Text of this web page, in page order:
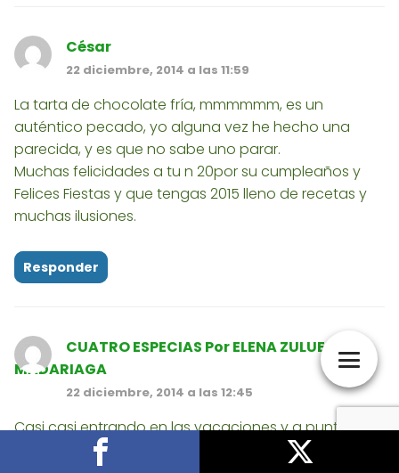
César
22 diciembre, 2014 a las 11:59
La tarta de chocolate fría, mmmmmm, es un
auténtico pecado, yo alguna vez he hecho una
parecida, y es que no sabe uno parar.
Muchas felicidades a tu n 20por su cumpleaños y
Felices Fiestas y que tengas 2015 lleno de recetas y
muchas ilusiones.
Responder
CUATRO ESPECIAS Por ELENA ZULUETA DE
MADARIAGA
22 diciembre, 2014 a las 12:45
Casi casi entrando en las vacaciones y a punto de
empezar la Navidad, hoy lunes, simplemente